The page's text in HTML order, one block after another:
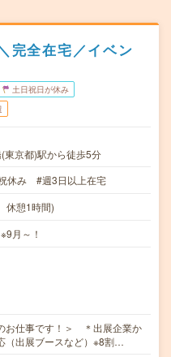
完全在宅／イベン
土日祝日が休み
東京都)駅から徒歩5分
休み #週3日以上在宅
休憩1時間)
月～！
お仕事です！＞ ＊出展企業か
（出展ブースなど）※8割…